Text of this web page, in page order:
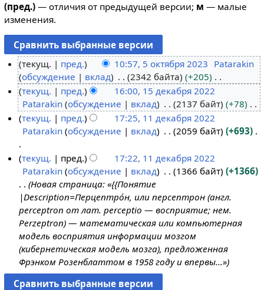
(пред.)— отличия от предыдущей версии; м — малые
изменения.
о
т
р
текущ. пред. 10:57, 5 октября 2023 Patarakin
обсуждение
вклад 2342 байта
+205
Н
е
т
о
и
с
н
и
я
п
р
а
в
к
5
к
текущ. пред.
16:00, 15 декабря 2022
Patarakin обсуждение вклад 2137 байт
+78
Н
е
о
п
с
а
н
и
я
п
р
а
д
текущ. пред.
17:25, 11 декабря 2022
Patarakin обсуждение вклад 2059 байт +693
Н
е
о
п
и
с
а
н
и
я
текущ. пред.
17:22, 11 декабря 2022
Patarakin обсуждение вклад 1366 байт
+1366
Новая страница: «{{Понятие
|Description=Перцептро́н, или персептрон (англ.
perceptron от лат. perceptio — восприятие; нем.
Perzeptron) — математическая или компьютерная
модель восприятия информации мозгом
(кибернетическая модель мозга), предложенная
Фрэнком Розенблаттом в 1958 году и впервы...»